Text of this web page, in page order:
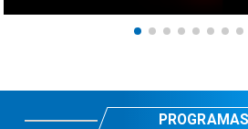
PROGRAMAS